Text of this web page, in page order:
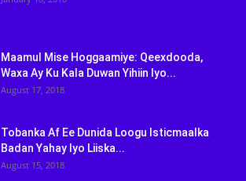
Maamul Mise Hoggaamiye: Qeexdooda,
Waxa Ay Ku Kala Duwan Yihiin Iyo...
August 17, 2018
Tobanka Af Ee Dunida Loogu Isticmaalka
Badan Yahay Iyo Liiska...
August 15, 2018